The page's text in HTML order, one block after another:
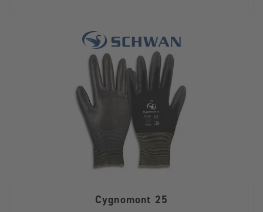
Cygnomont 25